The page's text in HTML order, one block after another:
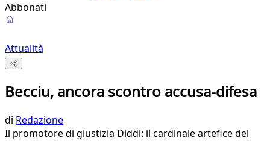
Abbonati
Attualità
Becciu, ancora scontro accusa-difesa
di Redazione
Il promotore di giustizia Diddi: il cardinale artefice del